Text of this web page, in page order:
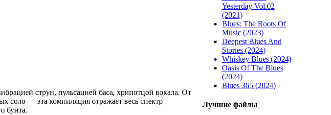
струн, пульсацией баса, хрипотцой вокала. От
соло — эта компиляция отражает весь спектр
бунта.
Yesterday Vol.02
(2021)
Blues: The Roots Of
Music (2023)
Deepest Blues And
Stories (2024)
Whiskey Blues (2024)
Oasis Of The Blues
(2024)
Blues 365 (2024)
Лучшие файлы